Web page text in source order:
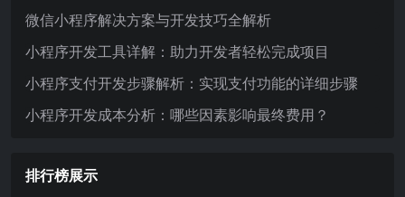
微信小程序解决方案与开发技巧全解析
小程序开发工具详解：助力开发者轻松完成项目
小程序支付开发步骤解析：实现支付功能的详细步骤
小程序开发成本分析：哪些因素影响最终费用？
排行榜展示